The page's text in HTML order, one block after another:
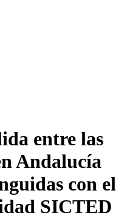
entre las
Andalucía
con el
SICTED